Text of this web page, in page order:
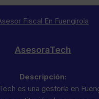
Fiscal En Fuengirola
AsesoraTech
Descripción:
es una gestoría en